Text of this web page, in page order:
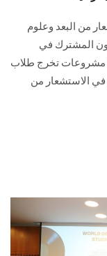
من البعد وعلوم
المشترك في
مشروعات تخرج طلاب
في الاستشعار من